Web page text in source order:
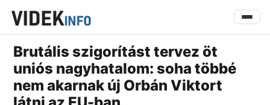
Brutális szigorítást tervez öt
uniós nagyhatalom: soha többé
nem akarnak új Orbán Viktort